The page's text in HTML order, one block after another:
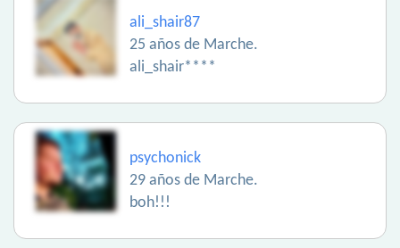
ali_shair87
25 años de Marche.
ali_shair****
psychonick
29 años de Marche.
boh!!!